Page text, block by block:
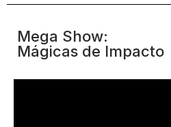
Mega Show:
Mágicas de Impacto